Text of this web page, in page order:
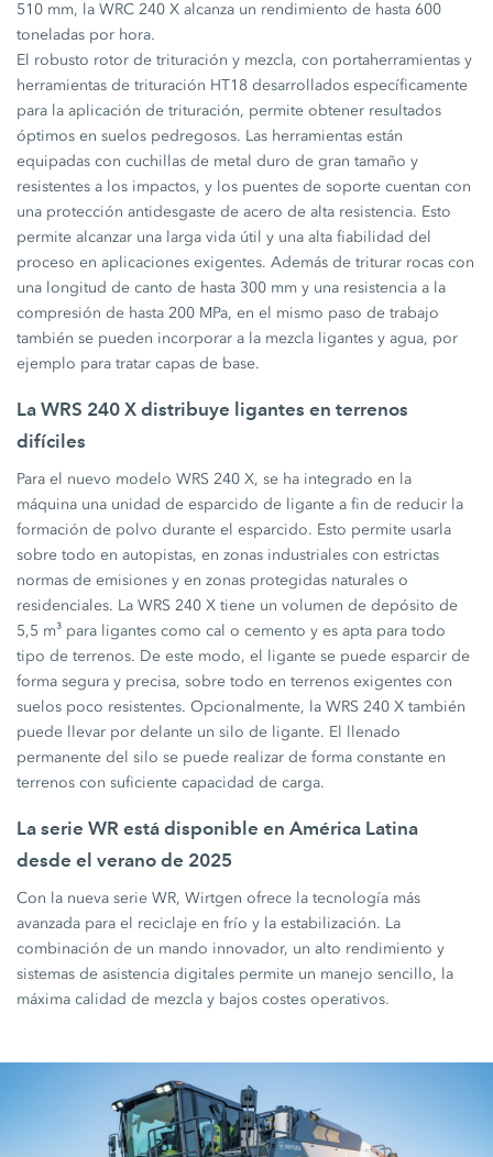
510 mm, la WRC 240 X alcanza un rendimiento de hasta 600
toneladas por hora.
El robusto rotor de trituración y mezcla, con portaherramientas y
herramientas de trituración HT18 desarrollados específicamente
para la aplicación de trituración, permite obtener resultados
óptimos en suelos pedregosos. Las herramientas están
equipadas con cuchillas de metal duro de gran tamaño y
resistentes a los impactos, y los puentes de soporte cuentan con
una protección antidesgaste de acero de alta resistencia. Esto
permite alcanzar una larga vida útil y una alta fiabilidad del
proceso en aplicaciones exigentes. Además de triturar rocas con
una longitud de canto de hasta 300 mm y una resistencia a la
compresión de hasta 200 MPa, en el mismo paso de trabajo
también se pueden incorporar a la mezcla ligantes y agua, por
ejemplo para tratar capas de base.
La WRS 240 X distribuye ligantes en terrenos
difíciles
Para el nuevo modelo WRS 240 X, se ha integrado en la
máquina una unidad de esparcido de ligante a fin de reducir la
formación de polvo durante el esparcido. Esto permite usarla
sobre todo en autopistas, en zonas industriales con estrictas
normas de emisiones y en zonas protegidas naturales o
residenciales. La WRS 240 X tiene un volumen de depósito de
5,5 m³ para ligantes como cal o cemento y es apta para todo
tipo de terrenos. De este modo, el ligante se puede esparcir de
forma segura y precisa, sobre todo en terrenos exigentes con
suelos poco resistentes. Opcionalmente, la WRS 240 X también
puede llevar por delante un silo de ligante. El llenado
permanente del silo se puede realizar de forma constante en
terrenos con suficiente capacidad de carga.
La serie WR está disponible en América Latina
desde el verano de 2025
Con la nueva serie WR, Wirtgen ofrece la tecnología más
avanzada para el reciclaje en frío y la estabilización. La
combinación de un mando innovador, un alto rendimiento y
sistemas de asistencia digitales permite un manejo sencillo, la
máxima calidad de mezcla y bajos costes operativos.